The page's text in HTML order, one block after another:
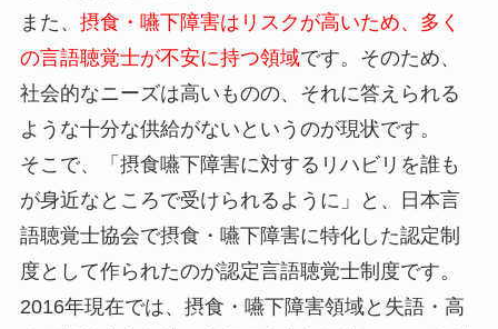
また、 摂食・嚥下障害はリスクが高いため、多く
の言語聴覚士が不安に持つ領域です。そのため、
社会的なニーズは高いものの、それに答えられる
ような十分な供給がないというのが現状です。
そこで、「摂食嚥下障害に対するリハビリを誰も
が身近なところで受けられるように」と、日本言
語聴覚士協会で摂食・嚥下障害に特化した認定制
度として作られたのが認定言語聴覚士制度です。
2016年現在では、摂食・嚥下障害領域と失語・高